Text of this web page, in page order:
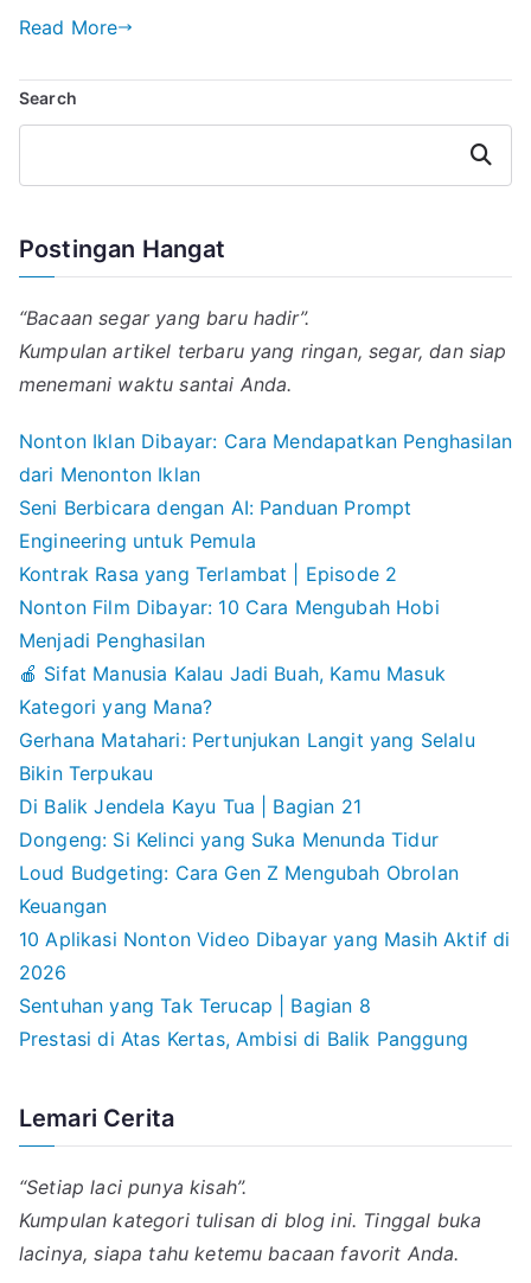
a
l
a
s
p
l
g
a
e
I
b
o
Read More
Search
Search
Postingan Hangat
“Bacaan segar yang baru hadir”.
Kumpulan artikel terbaru yang ringan, segar, dan siap
menemani waktu santai Anda.
Nonton Iklan Dibayar: Cara Mendapatkan Penghasilan
dari Menonton Iklan
Seni Berbicara dengan AI: Panduan Prompt
Engineering untuk Pemula
Kontrak Rasa yang Terlambat | Episode 2
Nonton Film Dibayar: 10 Cara Mengubah Hobi
Menjadi Penghasilan
🍎 Sifat Manusia Kalau Jadi Buah, Kamu Masuk
Kategori yang Mana?
Gerhana Matahari: Pertunjukan Langit yang Selalu
Bikin Terpukau
Di Balik Jendela Kayu Tua | Bagian 21
Dongeng: Si Kelinci yang Suka Menunda Tidur
Loud Budgeting: Cara Gen Z Mengubah Obrolan
Keuangan
10 Aplikasi Nonton Video Dibayar yang Masih Aktif di
2026
Sentuhan yang Tak Terucap | Bagian 8
Prestasi di Atas Kertas, Ambisi di Balik Panggung
Lemari Cerita
“Setiap laci punya kisah”.
Kumpulan kategori tulisan di blog ini. Tinggal buka
lacinya, siapa tahu ketemu bacaan favorit Anda.